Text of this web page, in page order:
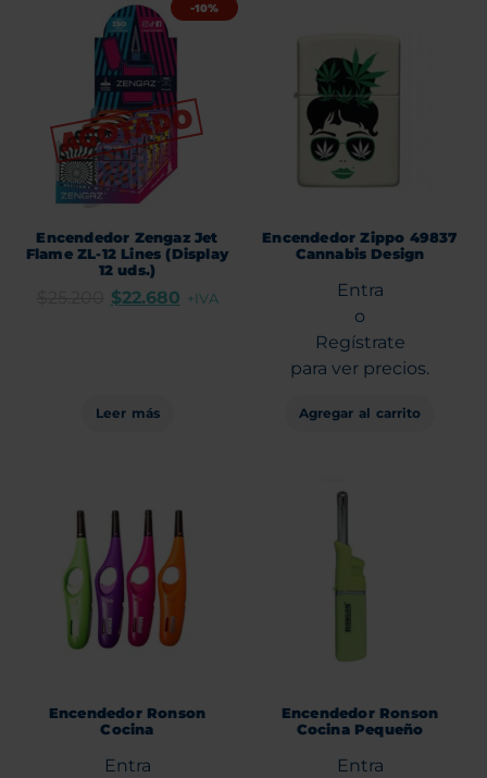
-10%
Encendedor Zengaz Jet
Flame ZL-12 Lines (Display
12 uds.)
$22.680 +IVA
Leer más
Encendedor Zippo 49837
Cannabis Design
Entra
o
Regístrate
para ver precios.
Agregar al carrito
Encendedor Ronson
Cocina
Entra
Encendedor Ronson
Cocina Pequeño
Entra